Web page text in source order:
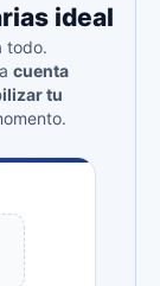
ideal
todo.
cuenta
tu